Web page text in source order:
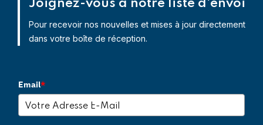
Joignez-vous à notre liste d'envoi
Pour recevoir nos nouvelles et mises à jour directement
dans votre boîte de réception.
Email*